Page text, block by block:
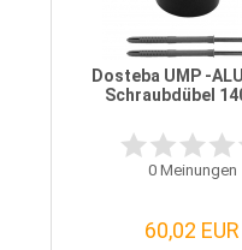
Dosteba UMP -
Schraubdübel
0Meinungen
60,02 EUR